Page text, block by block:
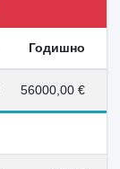
Годишно
56000,00 €